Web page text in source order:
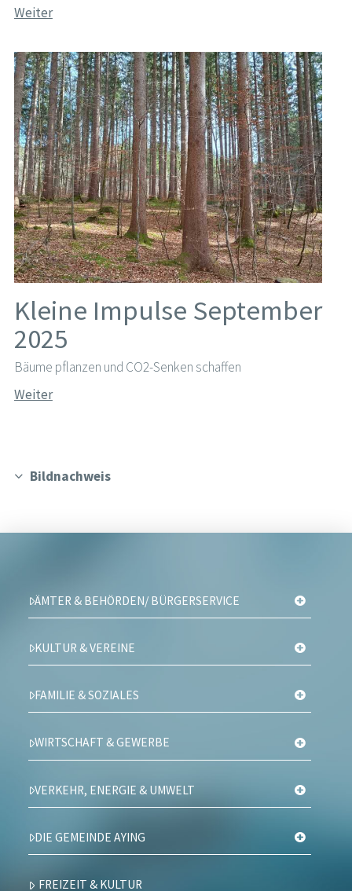
Weiter
Kleine Impulse September
2025
Bäume pflanzen und CO2-Senken schaffen
Weiter
Bildnachweis
ÄMTER & BEHÖRDEN/ BÜRGERSERVICE
KULTUR & VEREINE
FAMILIE & SOZIALES
WIRTSCHAFT & GEWERBE
VERKEHR, ENERGIE & UMWELT
DIE GEMEINDE AYING
FREIZEIT & KULTUR